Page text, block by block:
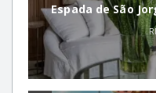
Espada de São